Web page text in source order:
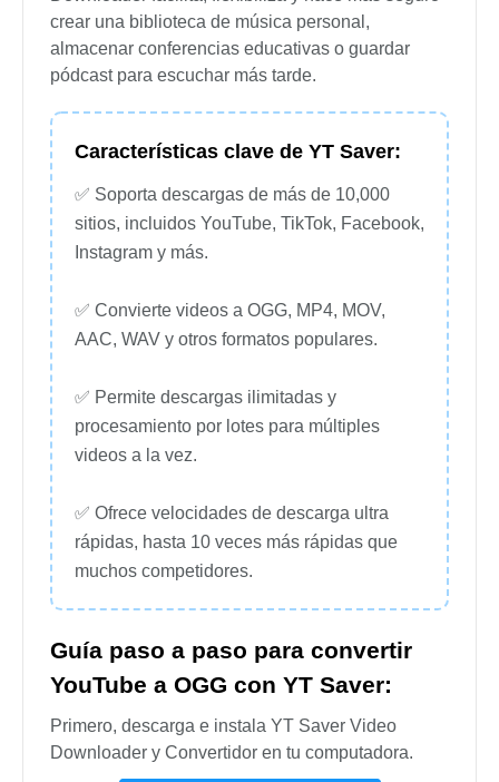
crear una biblioteca de música personal,
almacenar conferencias educativas o guardar
pódcast para escuchar más tarde.
Características clave de YT Saver:
✅ Soporta descargas de más de 10,000
sitios, incluidos YouTube, TikTok, Facebook,
Instagram y más.
✅ Convierte videos a OGG, MP4, MOV,
AAC, WAV y otros formatos populares.
✅ Permite descargas ilimitadas y
procesamiento por lotes para múltiples
videos a la vez.
✅ Ofrece velocidades de descarga ultra
rápidas, hasta 10 veces más rápidas que
muchos competidores.
Guía paso a paso para convertir
YouTube a OGG con YT Saver:
Primero, descarga e instala YT Saver Video
Downloader y Convertidor en tu computadora.